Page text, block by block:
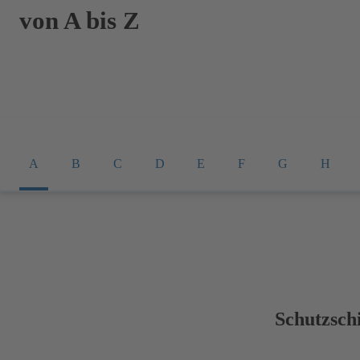
von A bis Z
A B C D E F G H